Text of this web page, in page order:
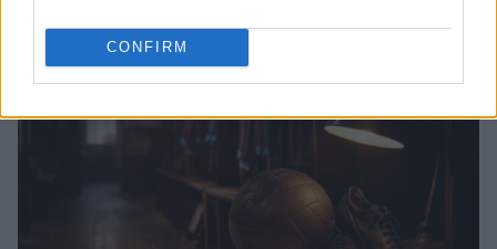
CONFIRM
Continua a leggere